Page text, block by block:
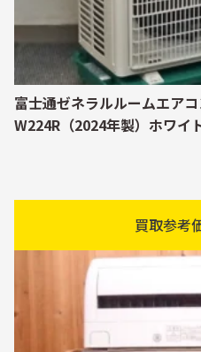
富士通ゼネラルルームエア
W224R（2024年製）ホワイ
買取参考